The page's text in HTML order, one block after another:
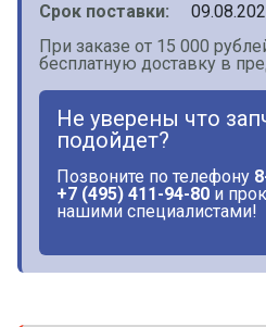
Срок поставки:
При заказе от 15 000
бесплатную доставку в
Не уверены что
подойдет?
Позвоните по телефону
+7 (495) 411-94-80 и
нашими специалистами!